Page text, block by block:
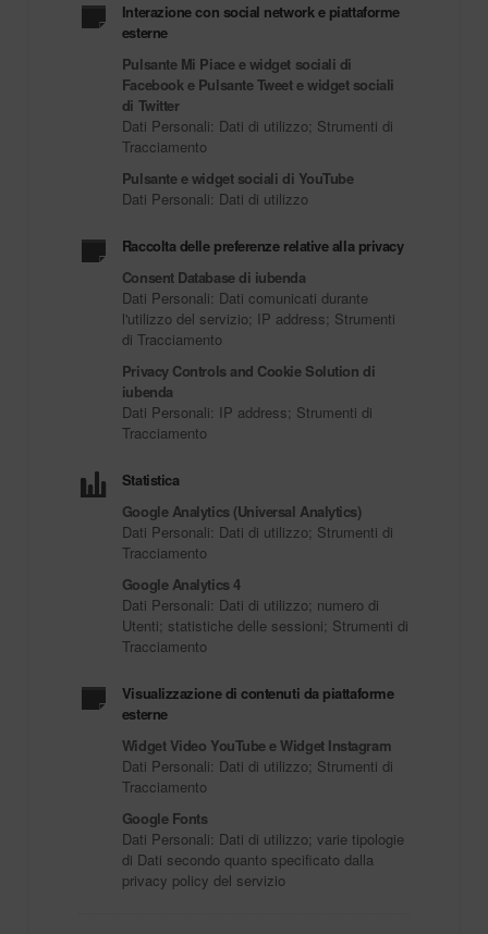
Interazione con social network e piattaforme
esterne
Pulsante Mi Piace e widget sociali di
Facebook e Pulsante Tweet e widget sociali
di Twitter
Dati Personali: Dati di utilizzo; Strumenti di
Tracciamento
Pulsante e widget sociali di YouTube
Dati Personali: Dati di utilizzo
Raccolta delle preferenze relative alla privacy
Consent Database di iubenda
Dati Personali: Dati comunicati durante
l'utilizzo del servizio; IP address; Strumenti
di Tracciamento
Privacy Controls and Cookie Solution di
iubenda
Dati Personali: IP address; Strumenti di
Tracciamento
Statistica
Google Analytics (Universal Analytics)
Dati Personali: Dati di utilizzo; Strumenti di
Tracciamento
Google Analytics 4
Dati Personali: Dati di utilizzo; numero di
Utenti; statistiche delle sessioni; Strumenti di
Tracciamento
Visualizzazione di contenuti da piattaforme
esterne
Widget Video YouTube e Widget Instagram
Dati Personali: Dati di utilizzo; Strumenti di
Tracciamento
Google Fonts
Dati Personali: Dati di utilizzo; varie tipologie
di Dati secondo quanto specificato dalla
privacy policy del servizio